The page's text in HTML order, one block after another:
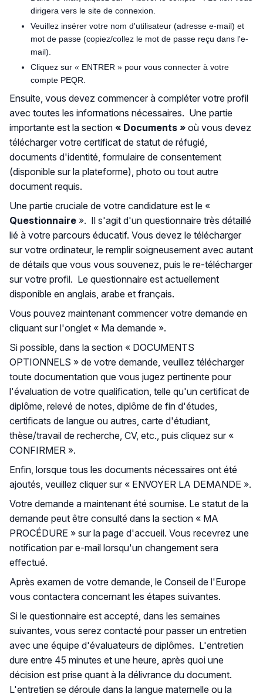
dirigera vers le site de connexion.
Veuillez insérer votre nom d'utilisateur (adresse e-mail) et
mot de passe (copiez/collez le mot de passe reçu dans l'e-
mail).
Cliquez sur « ENTRER » pour vous connecter à votre
compte PEQR.
Ensuite, vous devez commencer à compléter votre profil
avec toutes les informations nécessaires. Une partie
importante est la section « Documents » où vous devez
télécharger votre certificat de statut de réfugié,
documents d'identité, formulaire de consentement
(disponible sur la plateforme), photo ou tout autre
document requis.
Une partie cruciale de votre candidature est le «
Questionnaire ». Il s'agit d'un questionnaire très détaillé
lié à votre parcours éducatif. Vous devez le télécharger
sur votre ordinateur, le remplir soigneusement avec autant
de détails que vous vous souvenez, puis le re-télécharger
sur votre profil. Le questionnaire est actuellement
disponible en anglais, arabe et français.
Vous pouvez maintenant commencer votre demande en
cliquant sur l'onglet « Ma demande ».
Si possible, dans la section « DOCUMENTS
OPTIONNELS » de votre demande, veuillez télécharger
toute documentation que vous jugez pertinente pour
l'évaluation de votre qualification, telle qu'un certificat de
diplôme, relevé de notes, diplôme de fin d'études,
certificats de langue ou autres, carte d'étudiant,
thèse/travail de recherche, CV, etc., puis cliquez sur «
CONFIRMER ».
Enfin, lorsque tous les documents nécessaires ont été
ajoutés, veuillez cliquer sur « ENVOYER LA DEMANDE ».
Votre demande a maintenant été soumise. Le statut de la
demande peut être consulté dans la section « MA
PROCÉDURE » sur la page d'accueil. Vous recevrez une
notification par e-mail lorsqu'un changement sera
effectué.
Après examen de votre demande, le Conseil de l'Europe
vous contactera concernant les étapes suivantes.
Si le questionnaire est accepté, dans les semaines
suivantes, vous serez contacté pour passer un entretien
avec une équipe d'évaluateurs de diplômes. L'entretien
dure entre 45 minutes et une heure, après quoi une
décision est prise quant à la délivrance du document.
L'entretien se déroule dans la langue maternelle ou la